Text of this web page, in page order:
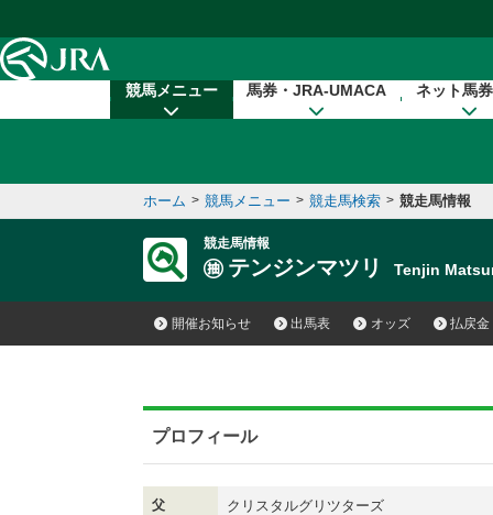
競馬メニュー 馬券・JRA-UMACA ネット馬
ホーム > 競馬メニュー > 競走馬検索 > 競走馬情報
競走馬情報
テンジンマツリ Tenjin
開催お知らせ 出馬表 オッズ 払戻金
プロフィール
父 クリスタルグリツターズ